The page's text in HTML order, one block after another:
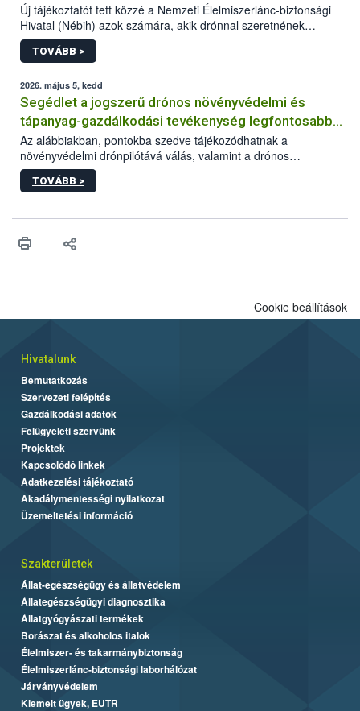
Új tájékoztatót tett közzé a Nemzeti Élelmiszerlánc-biztonsági
Hivatal (Nébih) azok számára, akik drónnal szeretnének
növényvédelmi vagy tápanyag-gazdálkodási tevékenységet
végezni Magyarországon. Az összefoglaló részletesen
műszaki és hatósági feltételek.
TOVÁBB >
2026. május 5, kedd
Segédlet a jogszerű drónos növényvédelmi és
tápanyag-gazdálkodási tevékenység legfontosabb
feltételeiről
Az alábbiakban, pontokba szedve tájékozódhatnak a
növényvédelmi drónpilótává válás, valamint a drónos
növényvédelmi és tápanyag-gazdálkodási tevékenység
végzésének legfontosabb feltételeiről*.
TOVÁBB >
Cookie beállítások
Hivatalunk
Bemutatkozás
Szervezeti felépítés
Gazdálkodási adatok
Felügyeleti szervünk
Projektek
Kapcsolódó linkek
Adatkezelési tájékoztató
Akadálymentességi nyilatkozat
Üzemeltetési információ
Szakterületek
Állat-egészségügy és állatvédelem
Állategészségügyi diagnosztika
Állatgyógyászati termékek
Borászat és alkoholos italok
Élelmiszer- és takarmánybiztonság
Élelmiszerlánc-biztonsági laborhálózat
Járványvédelem
Kiemelt ügyek, EUTR